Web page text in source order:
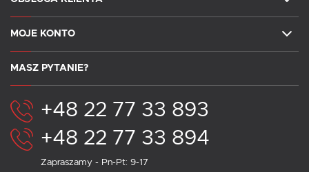
MOJE KONTO
MASZ PYTANIE?
+48 22 77 33 893
+48 22 77 33 894
Zapraszamy - Pn-Pt: 9-17